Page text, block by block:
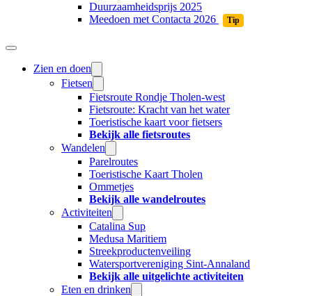
Duurzaamheidsprijs 2025
Meedoen met Contacta 2026
Tip
Zien en doen
Fietsen
Fietsroute Rondje Tholen-west
Fietsroute: Kracht van het water
Toeristische kaart voor fietsers
Bekijk alle fietsroutes
Wandelen
Parelroutes
Toeristische Kaart Tholen
Ommetjes
Bekijk alle wandelroutes
Activiteiten
Catalina Sup
Medusa Maritiem
Streekproductenveiling
Watersportvereniging Sint-Annaland
Bekijk alle uitgelichte activiteiten
Eten en drinken